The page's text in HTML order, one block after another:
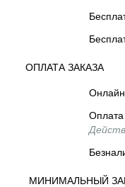
ОПЛАТА ЗАКАЗА
Онлайн
Оплата
МИНИМАЛЬНЫЙ